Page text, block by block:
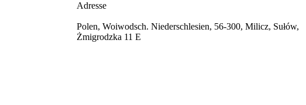
Adresse
Polen, Woiwodsch. Niederschlesien, 56-300, Milicz, Sułów,
Żmigrodzka 11 E